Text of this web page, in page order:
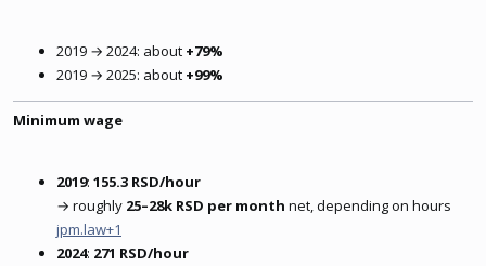
2019 → 2024: about +79%
2019 → 2025: about +99%
Minimum wage
2019: 155.3 RSD/hour
→ roughly 25–28k RSD per month net, depending on hours
jpm.law+1
2024: 271 RSD/hour